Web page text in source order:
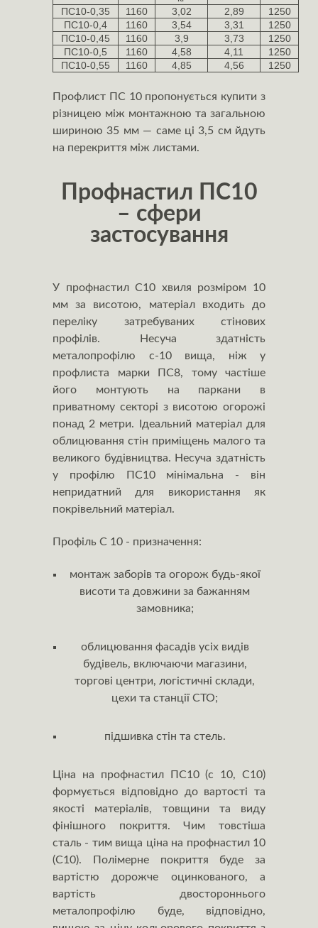
ПС10-0,35
1160 3,02 2,89
1250
ПС10-0,4
1160 3,54 3,31
1250
ПС10-0,45
1160 3,9 3,73
1250
ПС10-0,5
1160 4,58 4,11
1250
ПС10-0,55
1160 4,85 4,56 1250
Профлист ПС 10 пропонується купити з
різницею між монтажною та загальною
шириною 35 мм — саме ці 3,5 см йдуть
на перекриття між листами.
Профнастил ПС10
– сфери
застосування
У профнастил С10 хвиля розміром 10
мм за висотою, матеріал входить до
переліку затребуваних стінових
профілів. Несуча здатність
металопрофілю с-10 вища, ніж у
профлиста марки ПС8, тому частіше
його монтують на паркани в
приватному секторі з висотою огорожі
понад 2 метри. Ідеальний матеріал для
облицювання стін приміщень малого та
великого будівництва. Несуча здатність
у профілю ПС10 мінімальна - він
непридатний для використання як
покрівельний матеріал.
Профіль С 10 - призначення:
монтаж заборів та огорож будь-якої
висоти та довжини за бажанням
замовника;
облицювання фасадів усіх видів
будівель, включаючи магазини,
торгові центри, логістичні склади,
цехи та станції СТО;
підшивка стін та стель.
Ціна на профнастил ПС10 (c 10, С10)
формується відповідно до вартості та
якості матеріалів, товщини та виду
фінішного покриття. Чим товстіша
сталь - тим вища ціна на профнастил 10
(С10). Полімерне покриття буде за
вартістю дорожче оцинкованого, а
вартість двостороннього
металопрофілю буде, відповідно,